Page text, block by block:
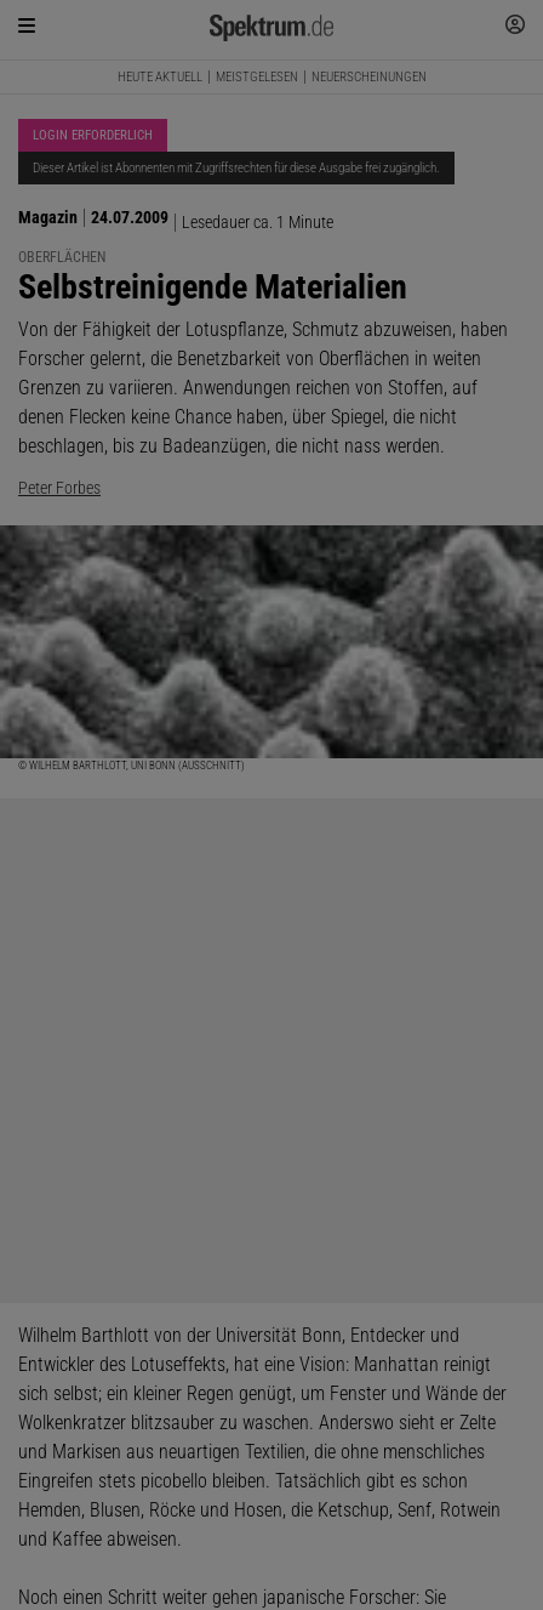
HEUTE AKTUELL MEISTGELESEN NEUERSCHEINUNGEN
LOGIN ERFORDERLICH
Dieser Artikel ist Abonnenten mit Zugriffsrechten für diese Ausgabe frei zugänglich.
Magazin 24.07.2009 Lesedauer ca. 1 Minute
OBERFLÄCHEN
:
Selbstreinigende Materialien
Von der Fähigkeit der Lotuspflanze, Schmutz abzuweisen, haben
Forscher gelernt, die Benetzbarkeit von Oberflächen in weiten
Grenzen zu variieren. Anwendungen reichen von Stoffen, auf
denen Flecken keine Chance haben, über Spiegel, die nicht
beschlagen, bis zu Badeanzügen, die nicht nass werden.
Peter Forbes
© WILHELM BARTHLOTT, UNI BONN (AUSSCHNITT)
Wilhelm Barthlott von der Universität Bonn, Entdecker und
Entwickler des Lotuseffekts, hat eine Vision: Manhattan reinigt
sich selbst; ein kleiner Regen genügt, um Fenster und Wände der
Wolkenkratzer blitzsauber zu waschen. Anderswo sieht er Zelte
und Markisen aus neuartigen Textilien, die ohne menschliches
Eingreifen stets picobello bleiben. Tatsächlich gibt es schon
Hemden, Blusen, Röcke und Hosen, die Ketschup, Senf, Rotwein
und Kaffee abweisen.
Noch einen Schritt weiter gehen japanische Forscher: Sie